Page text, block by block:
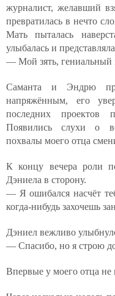
журналист, желавший
превратилась в нечто
Мать пыталась
улыбалась и
— Мой зять, гениальный
Саманта и Эндрю
напряжённым, его
последних проектов
Появились слухи о
похвалы моего отца
К концу вечера роли
Дэниела в сторону.
— Я ошибался насчёт
когда-нибудь захочешь
Дэниел вежливо
— Спасибо, но я строю
Впервые у моего отца не